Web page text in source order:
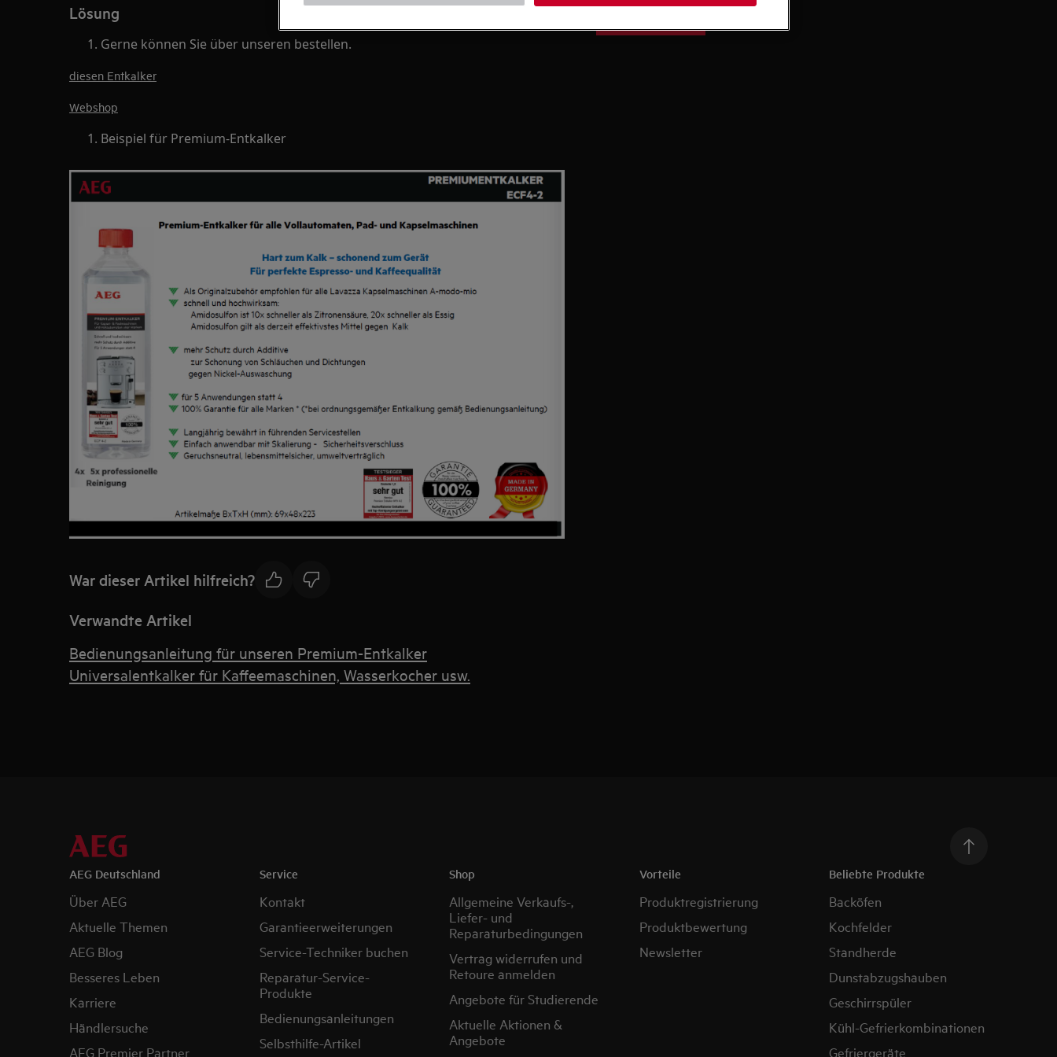
Lösung
Gerne können Sie über unseren bestellen.
diesen Entkalker
Webshop
Beispiel für Premium-Entkalker
War dieser Artikel hilfreich?
Verwandte Artikel
Bedienungsanleitung für unseren Premium-Entkalker
Universalentkalker für Kaffeemaschinen, Wasserkocher usw.
AEG Deutschland
Über AEG
Aktuelle Themen
AEG Blog
Besseres Leben
Karriere
Händlersuche
AEG Premier Partner
Service
Kontakt
Garantieerweiterungen
Service-Techniker buchen
Reparatur-Service-
Produkte
Bedienungsanleitungen
Selbsthilfe-Artikel
Shop
Allgemeine Verkaufs-,
Liefer- und
Reparaturbedingungen
Vertrag widerrufen und
Retoure anmelden
Angebote für Studierende
Aktuelle Aktionen &
Angebote
Vorteile
Produktregistrierung
Produktbewertung
Newsletter
Beliebte Produkte
Backöfen
Kochfelder
Standherde
Dunstabzugshauben
Geschirrspüler
Kühl-Gefrierkombinationen
Gefriergeräte